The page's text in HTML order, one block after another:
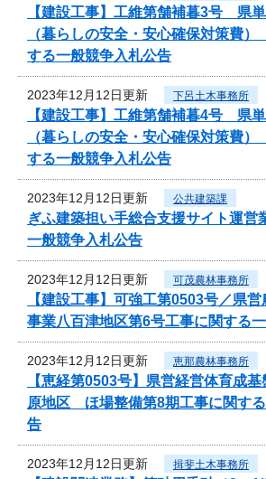
【建設工事】工維第舗補暮3号 県
（暮らしの安全・安心確保対策費）
する一般競争入札公告
2023年12月12日更新 下呂土木事務所
【建設工事】工維第舗補暮4号 県
（暮らしの安全・安心確保対策費）
する一般競争入札公告
2023年12月12日更新 公共建築課
ぎふ建築担い手総合支援サイト運営
一般競争入札公告
2023年12月12日更新 可茂農林事務所
【建設工事】可強工第0503号／県
事業八百津地区第6号工事に関する
2023年12月12日更新 恵那農林事務所
【恵経第0503号】県営経営体育成
原地区 ほ場整備第8期工事に関す
告
2023年12月12日更新 揖斐土木事務所